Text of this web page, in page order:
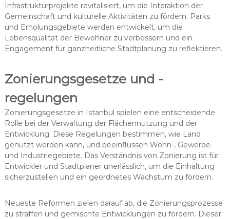
Infrastrukturprojekte revitalisiert, um die Interaktion der
Gemeinschaft und kulturelle Aktivitäten zu fördern. Parks
und Erholungsgebiete werden entwickelt, um die
Lebensqualität der Bewohner zu verbessern und ein
Engagement für ganzheitliche Stadtplanung zu reflektieren.
Zonierungsgesetze und -
regelungen
Zonierungsgesetze in Istanbul spielen eine entscheidende
Rolle bei der Verwaltung der Flächennutzung und der
Entwicklung. Diese Regelungen bestimmen, wie Land
genutzt werden kann, und beeinflussen Wohn-, Gewerbe-
und Industriegebiete. Das Verständnis von Zonierung ist für
Entwickler und Stadtplaner unerlässlich, um die Einhaltung
sicherzustellen und ein geordnetes Wachstum zu fördern.
Neueste Reformen zielen darauf ab, die Zonierungsprozesse
zu straffen und gemischte Entwicklungen zu fördern. Dieser